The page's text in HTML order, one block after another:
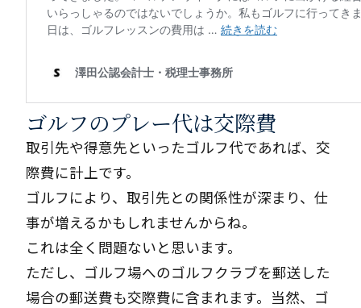
ゴルフのプレー代は交際費
取引先や得意先といったゴルフ代であれば、交
際費に計上です。
ゴルフにより、取引先との関係性が深まり、仕
事が増えるかもしれませんからね。
これは全く問題ないと思います。
ただし、ゴルフ場へのゴルフクラブを郵送した
場合の郵送費も交際費に含まれます。当然、ゴ